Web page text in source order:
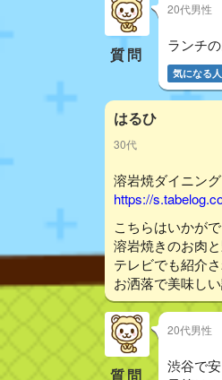
質問
20代男性
ランチ
気になる
はるひ
30代
溶岩焼ダイニン
https://
こちらはいかが
溶岩焼きのお肉
テレビでも紹介
お洒落で美味し
質問
20代男性
渋谷で